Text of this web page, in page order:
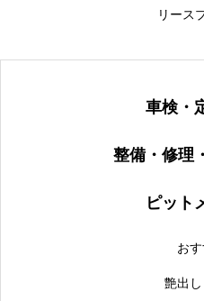
リース
車検・
整備・修理
ピット
お
艶出し